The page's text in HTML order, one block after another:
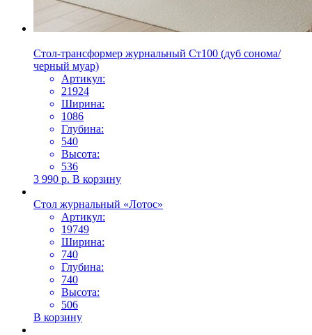
Стол-трансформер журнальный Ст100 (дуб сонома/
черный муар)
Артикул:
21924
Ширина:
1086
Глубина:
540
Высота:
536
3 990 р. В корзину
Стол журнальный «Лотос»
Артикул:
19749
Ширина:
740
Глубина:
740
Высота:
506
В корзину